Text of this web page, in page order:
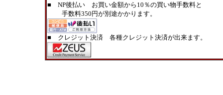
■ NP後払い お買い金額から10％の買い物手数料と
手数料350円が別途かかります。
■ クレジット決済 各種クレジット決済が出来ます。